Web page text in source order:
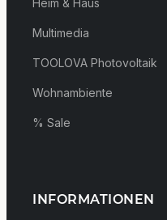
Heim & Haus
Multimedia
TOOLOVA Photovoltaik
Wohnambiente
% Sale
INFORMATIONEN